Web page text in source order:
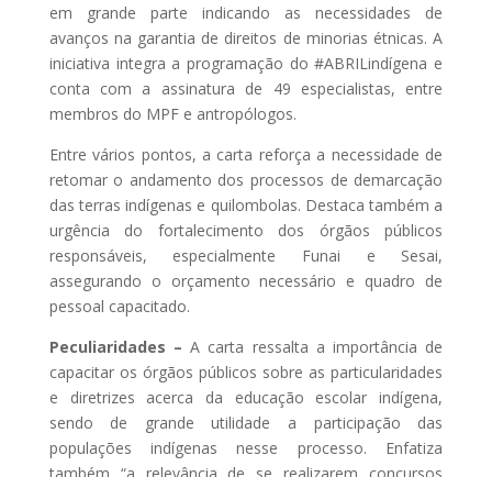
em grande parte indicando as necessidades de
avanços na garantia de direitos de minorias étnicas. A
iniciativa integra a programação do #ABRILindígena e
conta com a assinatura de 49 especialistas, entre
membros do MPF e antropólogos.
Entre vários pontos, a carta reforça a necessidade de
retomar o andamento dos processos de demarcação
das terras indígenas e quilombolas. Destaca também a
urgência do fortalecimento dos órgãos públicos
responsáveis, especialmente Funai e Sesai,
assegurando o orçamento necessário e quadro de
pessoal capacitado.
Peculiaridades – A carta ressalta a importância de
capacitar os órgãos públicos sobre as particularidades
e diretrizes acerca da educação escolar indígena,
sendo de grande utilidade a participação das
populações indígenas nesse processo. Enfatiza